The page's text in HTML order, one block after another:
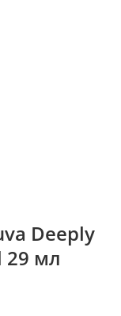
Deeply
29 мл